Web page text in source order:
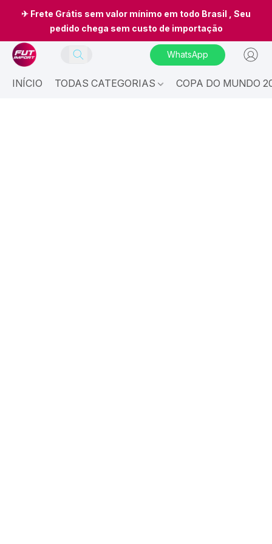
✈ Frete Grátis sem valor mínimo em todo Brasil , Seu
pedido chega sem custo de importação
WhatsApp
INÍCIO TODAS CATEGORIAS COPA DO MUNDO